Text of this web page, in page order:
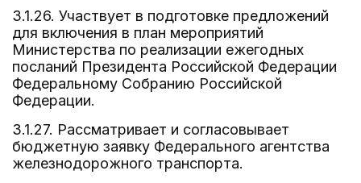
3.1.26. Участвует в подготовке предложений
для включения в план мероприятий
Министерства по реализации ежегодных
посланий Президента Российской Федерации
Федеральному Собранию Российской
Федерации.
3.1.27. Рассматривает и согласовывает
бюджетную заявку Федерального агентства
железнодорожного транспорта.